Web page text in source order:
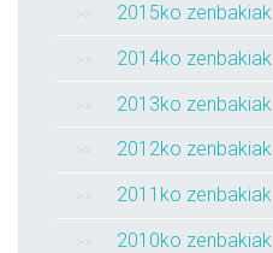
2015ko zenbakiak
2014ko zenbakiak
2013ko zenbakiak
2012ko zenbakiak
2011ko zenbakiak
2010ko zenbakiak